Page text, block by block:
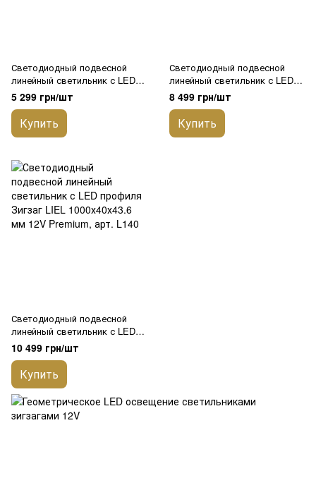
Светодиодный подвесной
линейный светильник с LED
профиля Зигзаг LIEL
500х40х43.6 мм 12V Premium,
арт. L138
5 299 грн/шт
Купить
Светодиодный подвесной
линейный светильник с LED
профиля Зигзаг LIEL
800х40х43.6 мм 12V Premium,
арт. L139
8 499 грн/шт
Купить
Светодиодный подвесной
линейный светильник с LED
профиля Зигзаг LIEL
1000х40х43.6 мм 12V Premium,
арт. L140
10 499 грн/шт
Купить